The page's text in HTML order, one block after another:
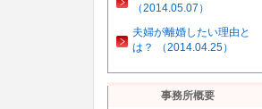
（2014.05.07）
夫婦が離婚したい理由と
は？ （2014.04.25）
事務所概要